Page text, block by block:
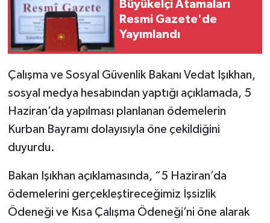
Büyükelçi Atamaları
Resmi Gazete'de
Yayımlandı
Çalışma ve Sosyal Güvenlik Bakanı Vedat Işıkhan,
sosyal medya hesabından yaptığı açıklamada, 5
Haziran’da yapılması planlanan ödemelerin
Kurban Bayramı dolayısıyla öne çekildiğini
duyurdu.
Bakan Işıkhan açıklamasında, “5 Haziran’da
ödemelerini gerçekleştireceğimiz İşsizlik
Ödeneği ve Kısa Çalışma Ödeneği’ni öne alarak